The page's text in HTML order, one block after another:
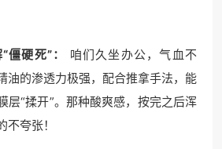
僵硬死”：
咱们久坐办公，气血不
油的渗透力极强，配合推拿手法，能
层“揉开”。那种酸爽感，按完之后浑
夸张！